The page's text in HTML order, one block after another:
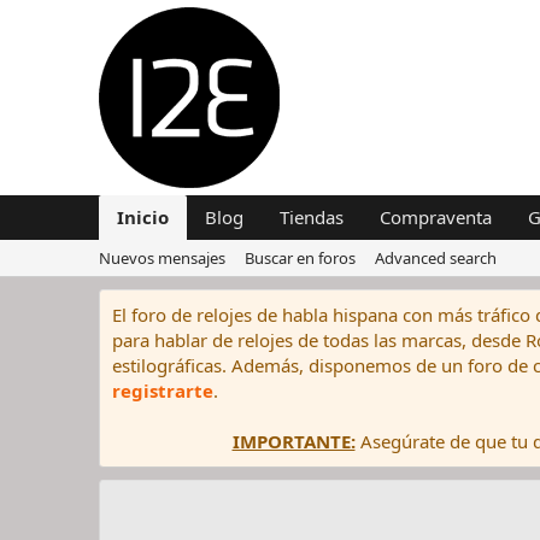
Inicio Blog Tiendas Compraventa
Nuevos mensajes Buscar en foros Advanced search
El foro de relojes de habla hispana con más
para hablar de relojes de todas las marcas, desde
estilográficas. Además, disponemos de un foro
registrarte.
IMPORTANTE:Asegúrate de que tu